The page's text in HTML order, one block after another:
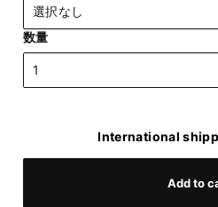
数量
International
Add to